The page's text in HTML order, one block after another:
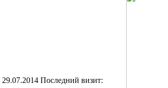
29.07.2014 Последний визит: